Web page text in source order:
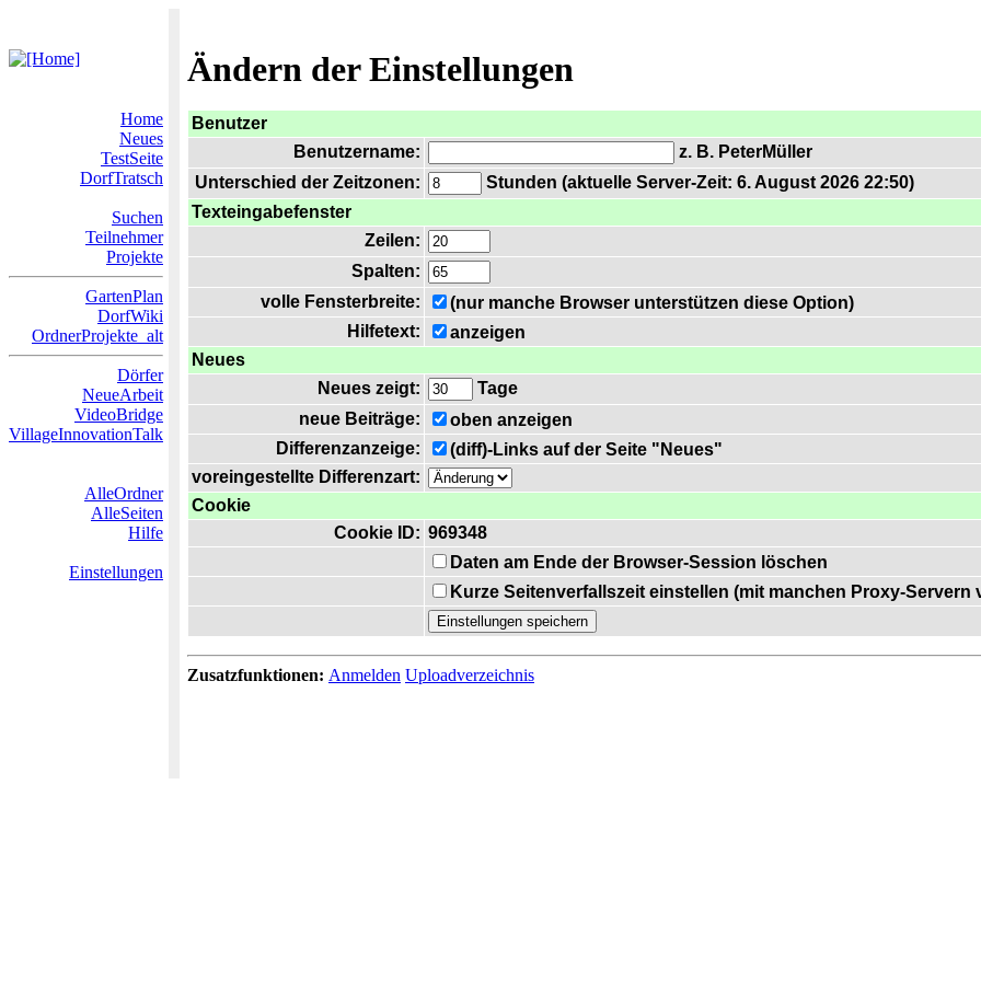
Ändern der Einstellungen
Home
Neues
TestSeite
DorfTratsch
Suchen
Teilnehmer
Projekte
GartenPlan
DorfWiki
OrdnerProjekte_alt
Dörfer
NeueArbeit
VideoBridge
VillageInnovationTalk
AlleOrdner
AlleSeiten
Hilfe
Einstellungen
Benutzer
Benutzername:
z. B. PeterMüller
Unterschied der Zeitzonen:
Stunden (aktuelle Server-Zeit: 6. August 2026 22:50)
Texteingabefenster
Zeilen:
Spalten:
volle Fensterbreite:
(nur manche Browser unterstützen diese Option)
Hilfetext:
anzeigen
Neues
Neues zeigt:
Tage
neue Beiträge:
oben anzeigen
Differenzanzeige:
(diff)-Links auf der Seite "Neues"
voreingestellte Differenzart:
Cookie
Cookie ID: 969348
Daten am Ende der Browser-Session löschen
Kurze Seitenverfallszeit einstellen (mit manchen Proxy-Servern
Zusatzfunktionen: Anmelden Uploadverzeichnis